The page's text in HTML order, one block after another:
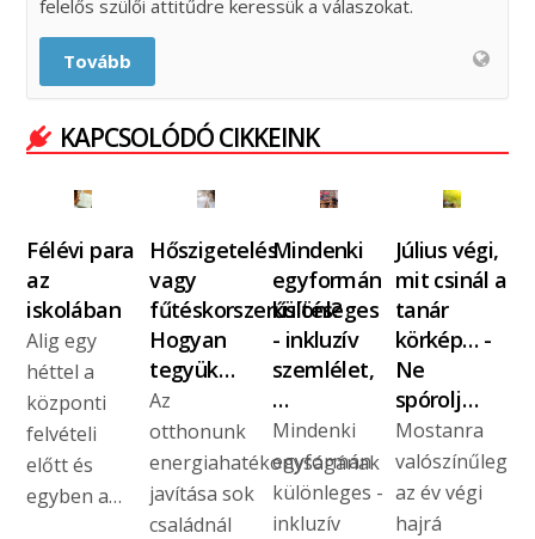
felelős szülői attitűdre keressük a válaszokat.
Tovább
KAPCSOLÓDÓ CIKKEINK
Félévi para
az
iskolában
Alig egy
héttel a
központi
felvételi
előtt és
egyben a…
Hőszigetelés
vagy
fűtéskorszerűsítés?
Hogyan
tegyük…
Az
otthonunk
energiahatékonyságának
javítása sok
családnál
Mindenki
egyformán
különleges
- inkluzív
szemlélet,
…
Mindenki
egyformán
különleges -
inkluzív
Július végi,
mit csinál a
tanár
körkép… -
Ne
spórolj…
Mostanra
valószínűleg
az év végi
hajrá